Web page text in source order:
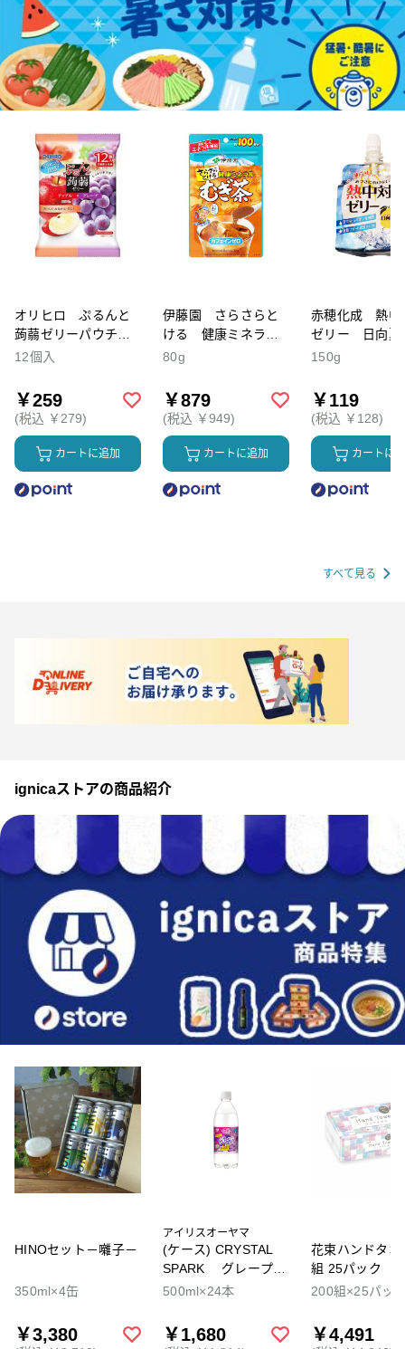
オリヒロ ぷるんと
蒟蒻ゼリーパウチ
アップル+グレープ
12個入
￥259
(税込 ￥279)
カートに追加
伊藤園 さらさらと
ける 健康ミネラル
むぎ茶
80g
￥879
(税込 ￥949)
カートに追加
赤穂化成 熱中
ゼリー 日向夏
150g
￥119
(税込 ￥128)
カートに
すべて見る
ignicaストアの商品紹介
HINOセット－囃子－
350ml×4缶
￥3,380
アイリスオーヤマ
(ケース) CRYSTAL
SPARK グレープソ
ーダ
500ml×24本
￥1,680
花束ハンドタオ
組 25パック
200組×25パッ
￥4,491